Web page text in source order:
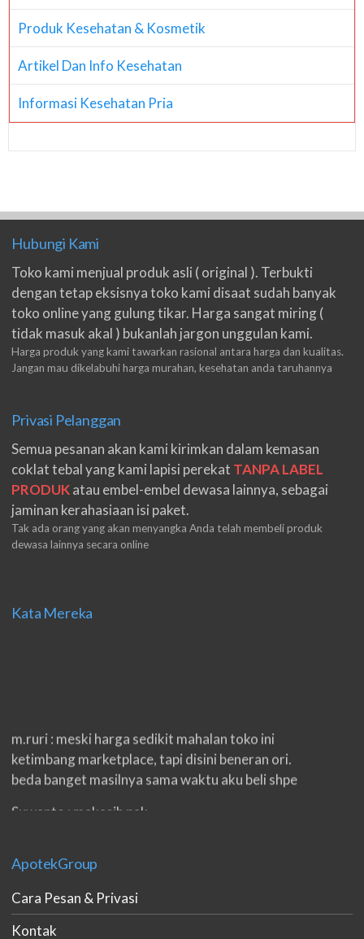
Produk Kesehatan & Kosmetik
Artikel Dan Info Kesehatan
Informasi Kesehatan Pria
Hubungi Kami
Toko kami menjual produk asli ( original ). Terbukti
dengan tetap eksisnya toko kami disaat sudah banyak
toko online yang gulung tikar. Harga sangat miring (
tidak masuk akal ) bukanlah jargon unggulan kami.
Harga produk yang kami tawarkan rasional antara harga dan kualitas.
Jangan mau dikelabuhi harga murahan, kesehatan anda taruhannya
Privasi Pelanggan
Semua pesanan akan kami kirimkan dalam kemasan
coklat tebal yang kami lapisi perekat TANPA LABEL
PRODUKatau embel-embel dewasa lainnya, sebagai
jaminan kerahasiaan isi paket.
Tak ada orang yang akan menyangka Anda telah membeli produk
dewasa lainnya secara online
Kata Mereka
m.ruri : meski harga sedikit mahalan toko ini
ketimbang marketplace, tapi disini beneran ori.
beda banget masilnya sama waktu aku beli shpe
Suwanto : makasih pak.
double. beneran sama sekali tidak ada nama
eko padang : ko brang udh sampek, kan bru 2 hri
gan. cpet bgt
ApotekGroup
Cara Pesan & Privasi
Kontak